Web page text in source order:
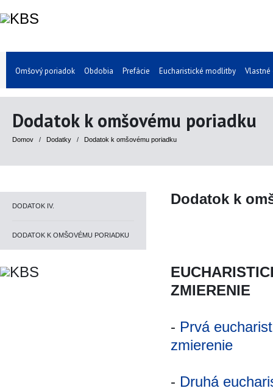
Omšový poriadok Obdobia Prefácie Eucharistické modlitby Vlastné
Dodatok k omšovému poriadku
Domov / Dodatky / Dodatok k omšovému poriadku
DODATOK IV.
DODATOK K OMŠOVÉMU PORIADKU
Dodatok k
ZMIERENIE
- Prvá
zmierenie
- Druhá